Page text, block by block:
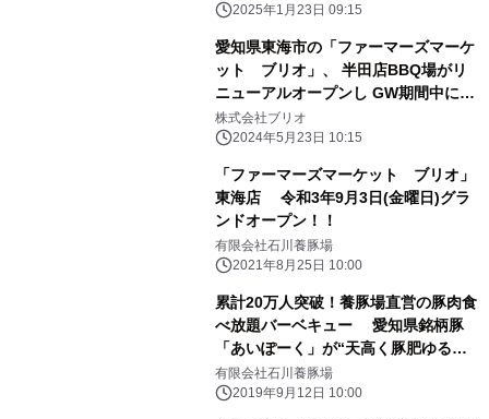
2025年1月23日 09:15
愛知県東海市の「ファーマーズマーケ
ット ブリオ」、 半田店BBQ場がリ
ニューアルオープンし GW期間中に来
店者数が1,400人超を突破！
株式会社ブリオ
2024年5月23日 10:15
「ファーマーズマーケット ブリオ」
東海店 令和3年9月3日(金曜日)グラ
ンドオープン！！
有限会社石川養豚場
2021年8月25日 10:00
累計20万人突破！養豚場直営の豚肉食
べ放題バーベキュー 愛知県銘柄豚
「あいぽーく」が“天高く豚肥ゆる
秋”も楽しめる
有限会社石川養豚場
2019年9月12日 10:00